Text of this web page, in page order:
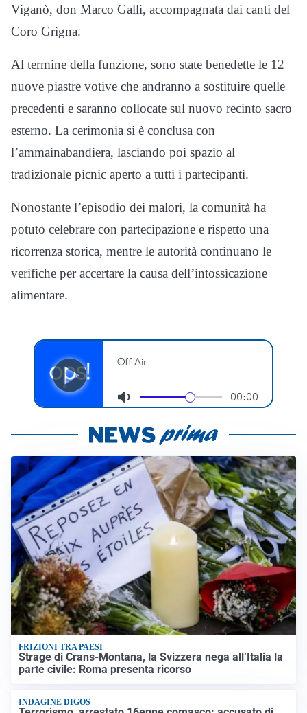
Viganò, don Marco Galli, accompagnata dai canti del
Coro Grigna.
Al termine della funzione, sono state benedette le 12
nuove piastre votive che andranno a sostituire quelle
precedenti e saranno collocate sul nuovo recinto sacro
esterno. La cerimonia si è conclusa con
l’ammainabandiera, lasciando poi spazio al
tradizionale picnic aperto a tutti i partecipanti.
Nonostante l’episodio dei malori, la comunità ha
potuto celebrare con partecipazione e rispetto una
ricorrenza storica, mentre le autorità continuano le
verifiche per accertare la causa dell’intossicazione
alimentare.
FRIZIONI TRA PAESI
Strage di Crans-Montana, la Svizzera nega all’Italia la
parte civile: Roma presenta ricorso
INDAGINE DIGOS